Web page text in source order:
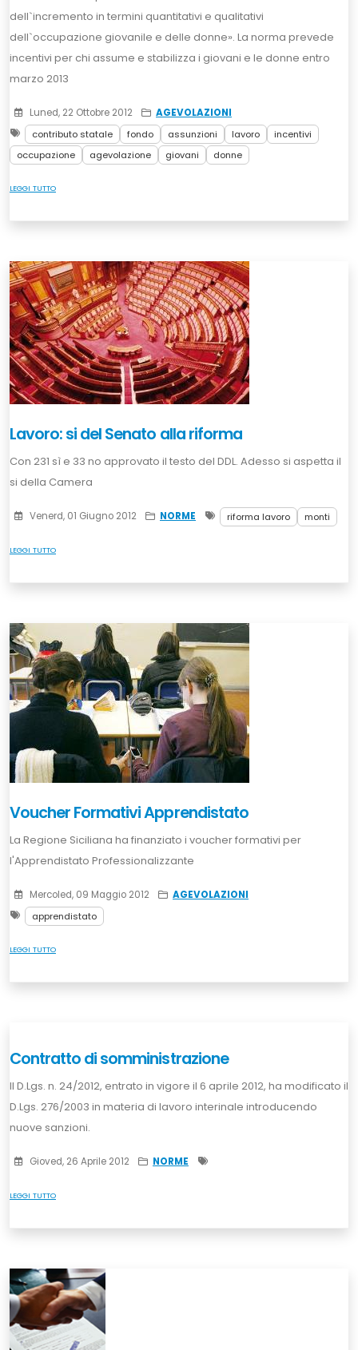
dell`incremento in termini quantitativi e qualitativi
dell`occupazione giovanile e delle donne». La norma prevede
incentivi per chi assume e stabilizza i giovani e le donne entro
marzo 2013
Luned, 22 Ottobre 2012
AGEVOLAZIONI
contributo statale
fondo assunzioni lavoro
incentivi
occupazione
agevolazione giovani donne
LEGGI TUTTO
Lavoro: si del Senato alla riforma
Con 231 sì e 33 no approvato il testo del DDL. Adesso si aspetta il
si della Camera
Venerd, 01 Giugno 2012 NORME riforma lavoro monti
LEGGI TUTTO
Voucher Formativi Apprendistato
La Regione Siciliana ha finanziato i voucher formativi per
l'Apprendistato Professionalizzante
Mercoled, 09 Maggio 2012
AGEVOLAZIONI
apprendistato
LEGGI TUTTO
Contratto di somministrazione
Il D.Lgs. n. 24/2012, entrato in vigore il 6 aprile 2012, ha modificato il
D.Lgs. 276/2003 in materia di lavoro interinale introducendo
nuove sanzioni.
Gioved, 26 Aprile 2012 NORME
LEGGI TUTTO